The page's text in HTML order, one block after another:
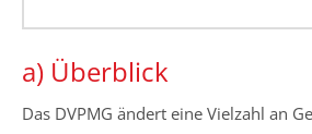
a) Überblick
Das DVPMG ändert eine Vielzahl an